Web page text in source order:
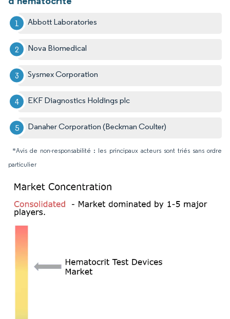
Abbott Laboratories
Nova Biomedical
Sysmex Corporation
EKF Diagnostics Holdings plc
Danaher Corporation (Beckman Coulter)
*Avis de non-responsabilité : les principaux acteurs sont triés sans ordre
particulier